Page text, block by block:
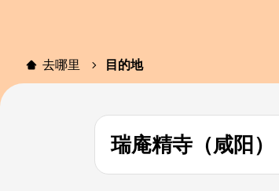
去哪里 目的地
瑞庵精寺（咸阳）